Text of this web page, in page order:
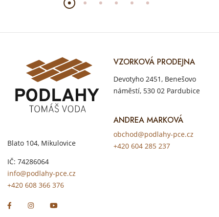
Blato 104, Mikulovice
IČ: 74286064
info@podlahy-pce.cz
+420 608 366 376
VZORKOVÁ PRODEJNA
Devotyho 2451, Benešovo
náměstí, 530 02 Pardubice
ANDREA MARKOVÁ
obchod@podlahy-pce.cz
+420 604 285 237